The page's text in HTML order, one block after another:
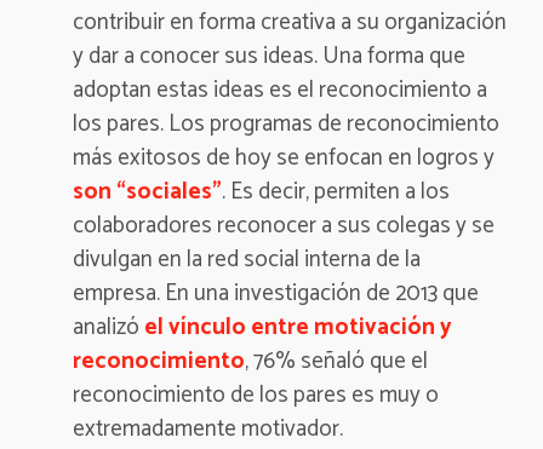
contribuir en forma creativa a su organización
y dar a conocer sus ideas. Una forma que
adoptan estas ideas es el reconocimiento a
los pares.Los programas de reconocimiento
más exitosos de hoy se enfocan en logros y
son “sociales”. Es decir, permiten a los
colaboradores reconocer a sus colegas y se
divulgan en la red social interna de la
empresa.En una investigación de 2013 que
analizóel vínculo entre motivación y
reconocimiento, 76% señaló que el
reconocimiento de los pares es muy o
extremadamente motivador.